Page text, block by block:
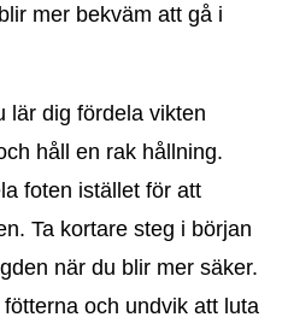
mer bekväm att gå i
lär dig fördela vikten
håll en rak hållning.
foten istället för att
Ta kortare steg i början
när du blir mer säker.
och undvik att luta